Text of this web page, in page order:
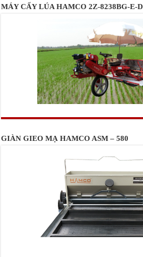
MÁY CẤY LÚA HAMCO 2Z-8238BG-E-D
GIÀN GIEO MẠ HAMCO ASM – 580